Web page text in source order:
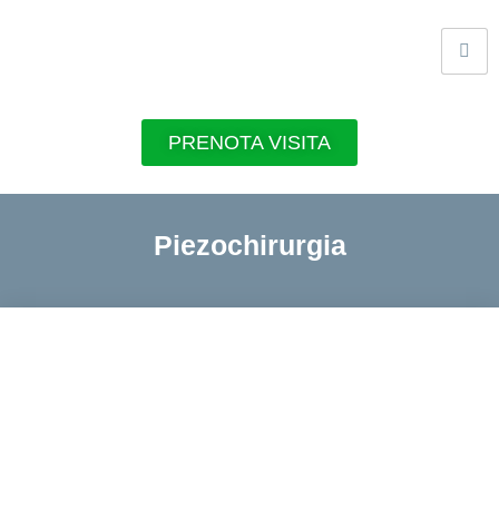
PRENOTA VISITA
Piezochirurgia